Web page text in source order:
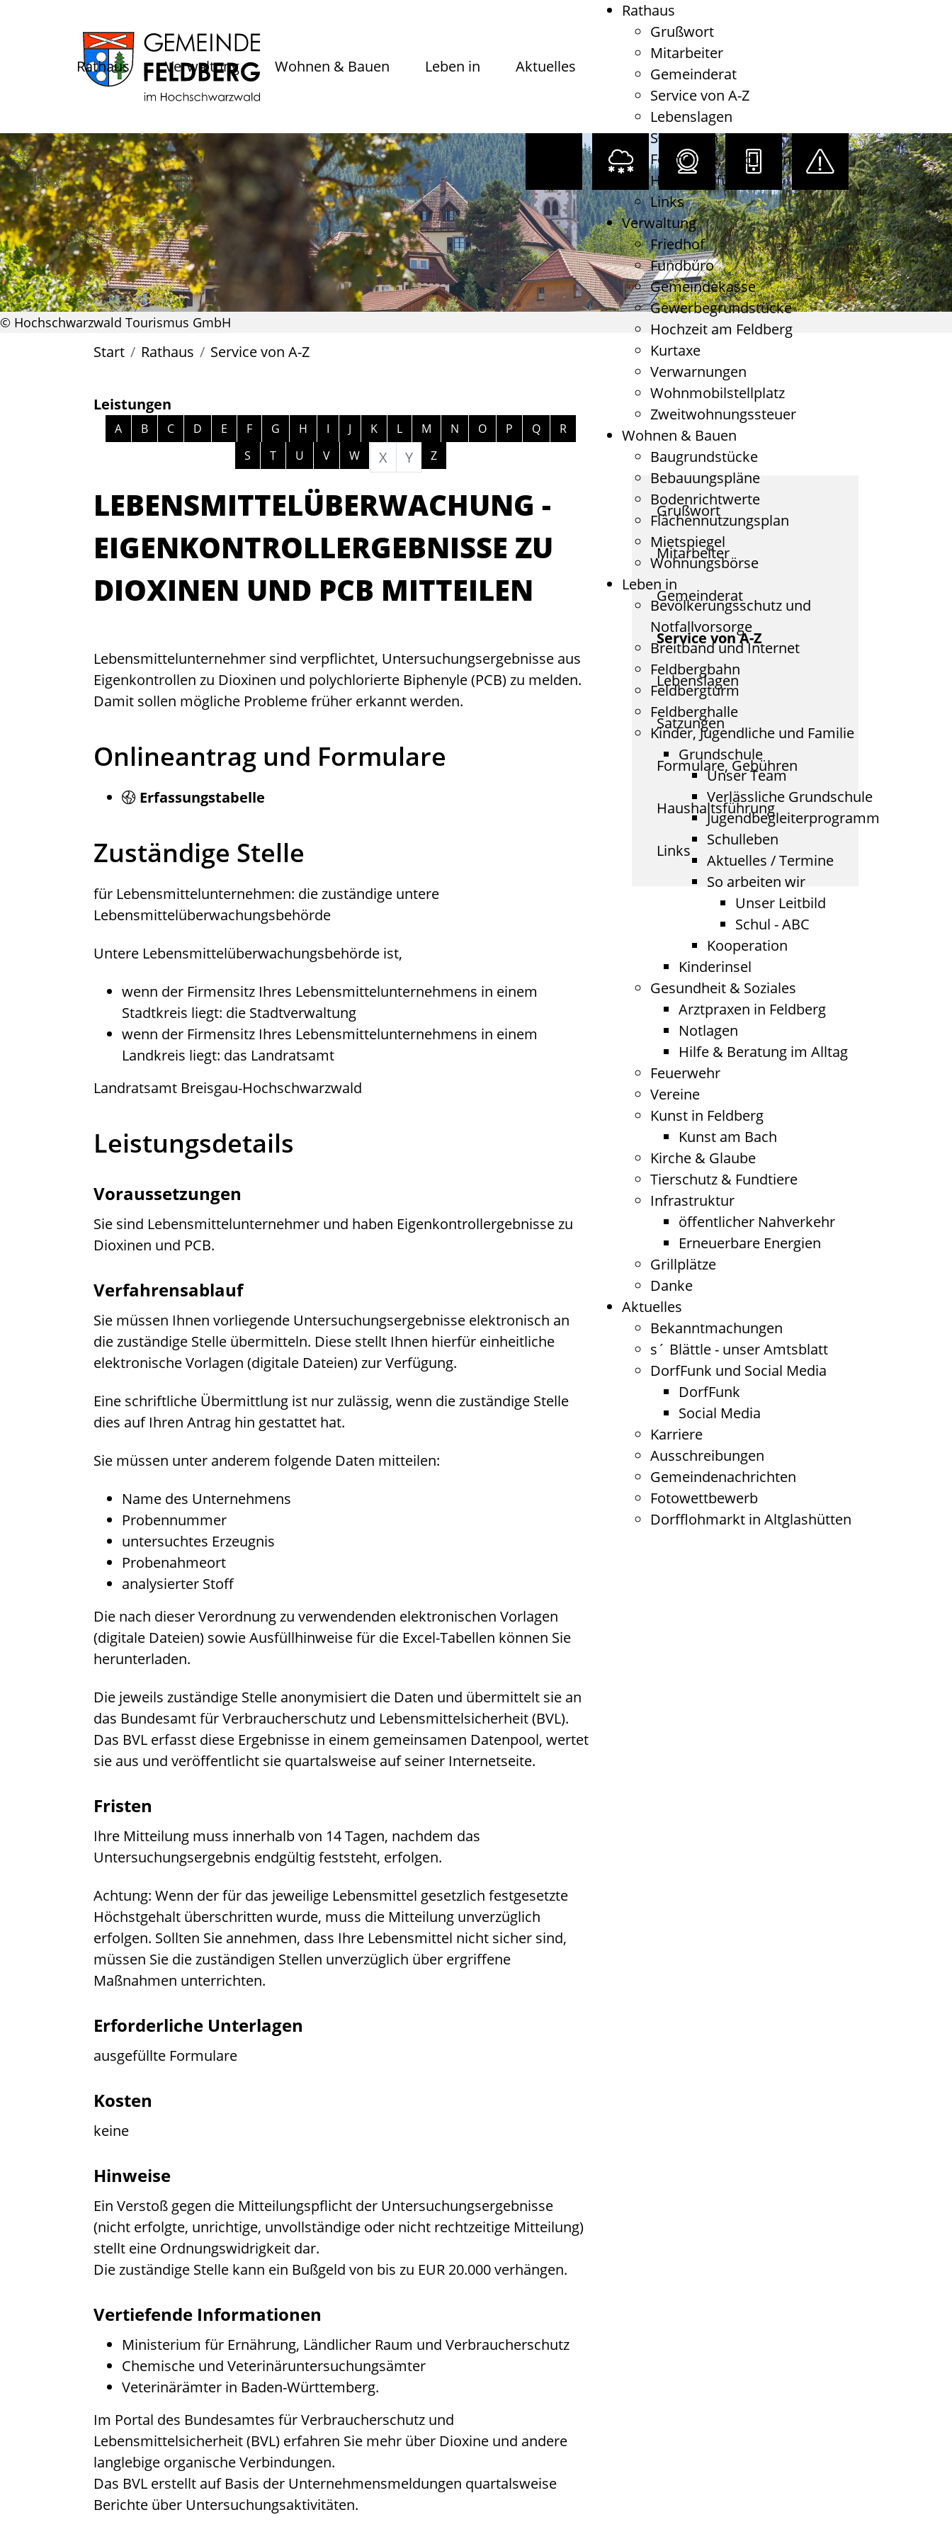
Rathaus Verwaltung Wohnen & Bauen Leben in Aktuelles
Rathaus
Grußwort
Mitarbeiter
Gemeinderat
Service von A-Z
Lebenslagen
Satzungen
Formulare, Gebühren
Haushaltsführung
Links
Verwaltung
Friedhof
Fundbüro
Gemeindekasse
Gewerbegrundstücke
Hochzeit am Feldberg
Kurtaxe
Verwarnungen
Wohnmobilstellplatz
Zweitwohnungssteuer
Wohnen & Bauen
Baugrundstücke
Bebauungspläne
Bodenrichtwerte
Flächennutzungsplan
Mietspiegel
Wohnungsbörse
Leben in
Bevölkerungsschutz und
Notfallvorsorge
Breitband und Internet
Feldbergbahn
Feldbergturm
Feldberghalle
Kinder, Jugendliche und Familie
Grundschule
Unser Team
Verlässliche Grundschule
Jugendbegleiterprogramm
Schulleben
Aktuelles / Termine
So arbeiten wir
Unser Leitbild
Schul - ABC
Kooperation
Kinderinsel
Gesundheit & Soziales
Arztpraxen in Feldberg
Notlagen
Hilfe & Beratung im Alltag
Feuerwehr
Vereine
Kunst in Feldberg
Kunst am Bach
Kirche & Glaube
Tierschutz & Fundtiere
Infrastruktur
öffentlicher Nahverkehr
Erneuerbare Energien
Grillplätze
Danke
Aktuelles
Bekanntmachungen
s´ Blättle - unser Amtsblatt
DorfFunk und Social Media
DorfFunk
Social Media
Karriere
Ausschreibungen
Gemeindenachrichten
Fotowettbewerb
Dorfflohmarkt in Altglashütten
© Hochschwarzwald Tourismus GmbH
Start Rathaus Service von A-Z
Leistungen
Alphabetisches Register überspringen
A B C D E F G H I J K L M N O P Q
R
S
T U V W X Y Z
LEBENSMITTELÜBERWACHUNG -
EIGENKONTROLLERGEBNISSE ZU
DIOXINEN UND PCB MITTEILEN
Lebensmittelunternehmer sind verpflichtet, Untersuchungsergebnisse aus
Eigenkontrollen zu Dioxinen und polychlorierte Biphenyle (PCB) zu melden.
Damit sollen mögliche Probleme früher erkannt werden.
Onlineantrag und Formulare
Erfassungstabelle
Zuständige Stelle
für Lebensmittelunternehmen: die zuständige untere
Lebensmittelüberwachungsbehörde
Untere Lebensmittelüberwachungsbehörde ist,
wenn der Firmensitz Ihres Lebensmittelunternehmens in einem
Stadtkreis liegt: die Stadtverwaltung
wenn der Firmensitz Ihres Lebensmittelunternehmens in einem
Landkreis liegt: das Landratsamt
Landratsamt Breisgau-Hochschwarzwald
Leistungsdetails
Voraussetzungen
Sie sind Lebensmittelunternehmer und haben Eigenkontrollergebnisse zu
Dioxinen und PCB.
Verfahrensablauf
Sie müssen Ihnen vorliegende Untersuchungsergebnisse elektronisch an
die zuständige Stelle übermitteln. Diese stellt Ihnen hierfür einheitliche
elektronische Vorlagen (digitale Dateien) zur Verfügung.
Eine schriftliche Übermittlung ist nur zulässig, wenn die zuständige Stelle
dies auf Ihren Antrag hin gestattet hat.
Sie müssen unter anderem folgende Daten mitteilen:
Name des Unternehmens
Probennummer
untersuchtes Erzeugnis
Probenahmeort
analysierter Stoff
Die nach dieser Verordnung zu verwendenden elektronischen Vorlagen
(digitale Dateien) sowie Ausfüllhinweise für die Excel-Tabellen können Sie
herunterladen.
Die jeweils zuständige Stelle anonymisiert die Daten und übermittelt sie an
das Bundesamt für Verbraucherschutz und Lebensmittelsicherheit (BVL).
Das BVL erfasst diese Ergebnisse in einem gemeinsamen Datenpool, wertet
sie aus und veröffentlicht sie quartalsweise auf seiner Internetseite.
Fristen
Ihre Mitteilung muss innerhalb von 14 Tagen, nachdem das
Untersuchungsergebnis endgültig feststeht, erfolgen.
Achtung: Wenn der für das jeweilige Lebensmittel gesetzlich festgesetzte
Höchstgehalt überschritten wurde, muss die Mitteilung unverzüglich
erfolgen. Sollten Sie annehmen, dass Ihre Lebensmittel nicht sicher sind,
müssen Sie die zuständigen Stellen unverzüglich über ergriffene
Maßnahmen unterrichten.
Erforderliche Unterlagen
ausgefüllte Formulare
Kosten
keine
Hinweise
Ein Verstoß gegen die Mitteilungspflicht der Untersuchungsergebnisse
(nicht erfolgte, unrichtige, unvollständige oder nicht rechtzeitige Mitteilung)
stellt eine Ordnungswidrigkeit dar.
Die zuständige Stelle kann ein Bußgeld von bis zu EUR 20.000 verhängen.
Vertiefende Informationen
Ministerium für Ernährung, Ländlicher Raum und Verbraucherschutz
Chemische und Veterinäruntersuchungsämter
Veterinärämter in Baden-Württemberg.
Im Portal des Bundesamtes für Verbraucherschutz und
Lebensmittelsicherheit (BVL) erfahren Sie mehr über Dioxine und andere
langlebige organische Verbindungen.
Das BVL erstellt auf Basis der Unternehmensmeldungen quartalsweise
Berichte über Untersuchungsaktivitäten.
Grußwort
Mitarbeiter
Gemeinderat
Service von A-Z
Lebenslagen
Satzungen
Formulare, Gebühren
Haushaltsführung
Links